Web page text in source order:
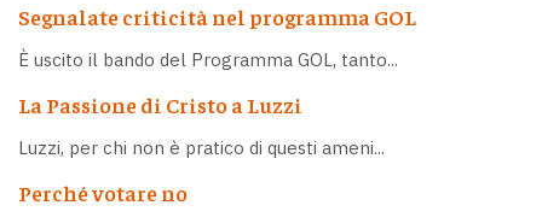
Segnalate criticità nel programma GOL
È uscito il bando del Programma GOL, tanto...
La Passione di Cristo a Luzzi
Luzzi, per chi non è pratico di questi ameni...
Perché votare no